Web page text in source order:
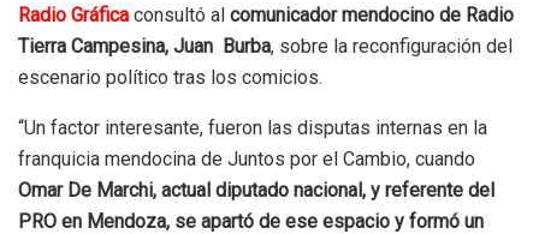
Radio Gráfica consultó al comunicador mendocino de Radio
Tierra Campesina, Juan Burba, sobre la reconfiguración del
escenario político tras los comicios.
“Un factor interesante, fueron las disputas internas en la
franquicia mendocina de Juntos por el Cambio, cuando
Omar De Marchi, actual diputado nacional, y referente del
PRO en Mendoza, se apartó de ese espacio y formó un